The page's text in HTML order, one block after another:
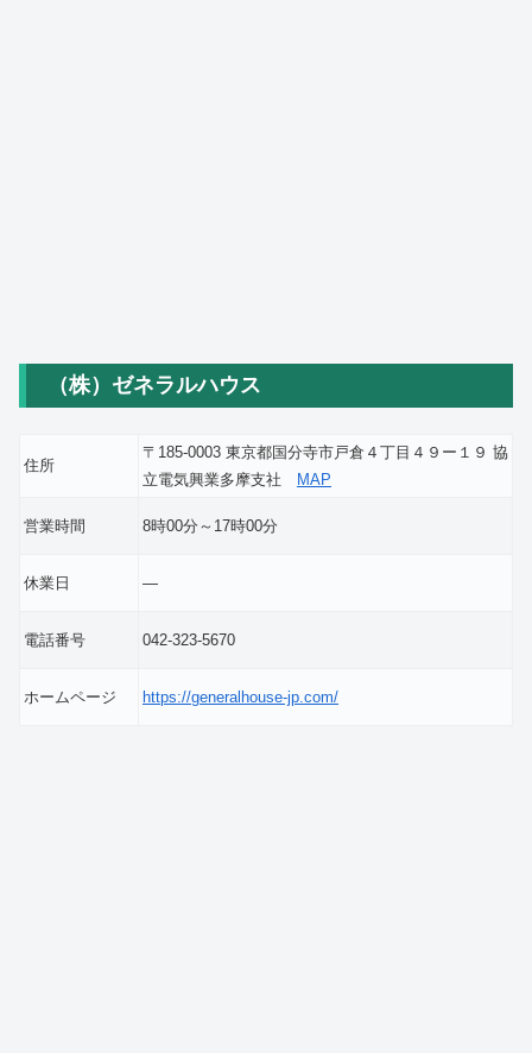
（株）ゼネラルハウス
住所
〒185-0003 東京都国分寺市戸倉４丁目４９ー１９ 協
立電気興業多摩支社
MAP
営業時間 8時00分～17時00分
休業日 ―
電話番号 042-323-5670
ホームページ https://generalhouse-jp.com/